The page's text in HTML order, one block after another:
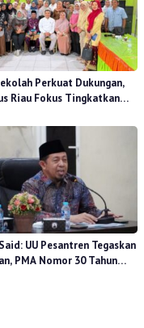
Perkuat Dukungan,
Riau Fokus Tingkatkan
UU Pesantren Tegaskan
PMA Nomor 30 Tahun